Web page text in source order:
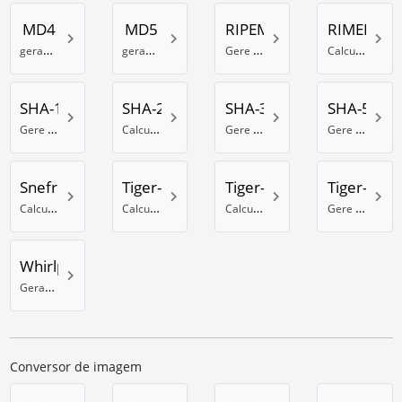
MD4
gerador de MD4 online
MD5
gerador de hash MD5
RIPEMD-28
Gere hash RIPEMD de 128 bits
RIMED-
Calcule um hash RIPEMD-160
SHA-1
Gere um hash SHA-1
SHA-256
Calcule um hash SHA com 256 bits
SHA-384
Gere um hash SHA com 384 bits
SHA-512
Gere um hash SHA com 512 bits
Snefru
Calcule um hash Snefru
Tiger-128
Calculadora de hash Tiger usando 128 bits
Tiger-160
Calculadora de hash Tiger 160 Bit
Tiger-192
Gere um hash Tiger com 192 bits
Whirlpool
Gerador de Whirlpool hash online
Conversor de imagem